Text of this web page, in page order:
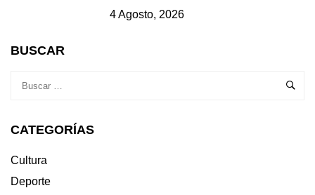
4 Agosto, 2026
BUSCAR
CATEGORÍAS
Cultura
Deporte